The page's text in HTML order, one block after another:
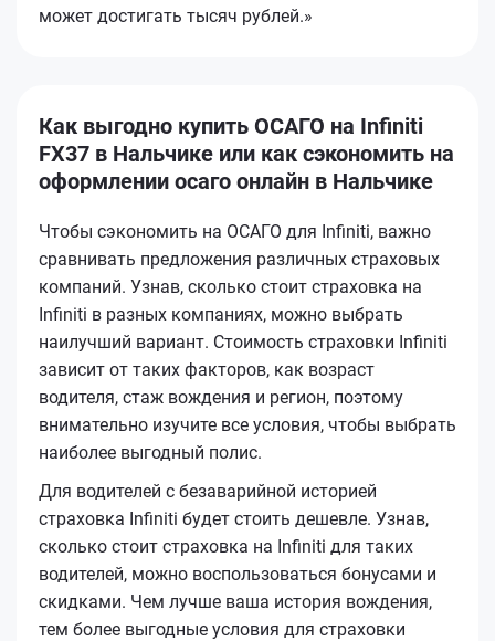
может достигать тысяч рублей.»
Как выгодно купить ОСАГО на Infiniti
FX37 в Нальчике или как сэкономить на
оформлении осаго онлайн в Нальчике
Чтобы сэкономить на ОСАГО для Infiniti, важно
сравнивать предложения различных страховых
компаний. Узнав, сколько стоит страховка на
Infiniti в разных компаниях, можно выбрать
наилучший вариант. Стоимость страховки Infiniti
зависит от таких факторов, как возраст
водителя, стаж вождения и регион, поэтому
внимательно изучите все условия, чтобы выбрать
наиболее выгодный полис.
Для водителей с безаварийной историей
страховка Infiniti будет стоить дешевле. Узнав,
сколько стоит страховка на Infiniti для таких
водителей, можно воспользоваться бонусами и
скидками. Чем лучше ваша история вождения,
тем более выгодные условия для страховки